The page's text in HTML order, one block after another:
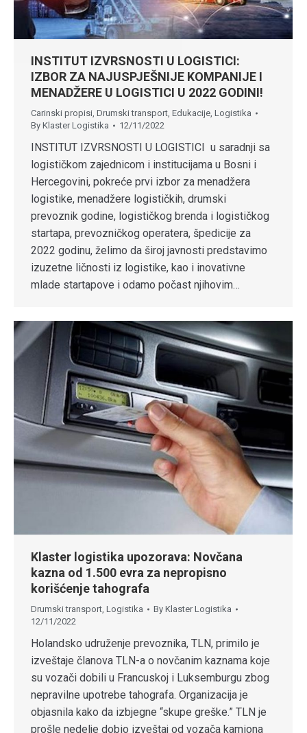
INSTITUT IZVRSNOSTI U LOGISTICI:
IZBOR ZA NAJUSPJEŠNIJE KOMPANIJE I
MENADŽERE U LOGISTICI U 2022 GODINI!
Carinski propisi, Drumski transport, Edukacije, Logistika
By Klaster Logistika 12/11/2022
INSTITUT IZVRSNOSTI U LOGISTICI u saradnji sa
logističkom zajednicom i institucijama u Bosni i
Hercegovini, pokreće prvi izbor za menadžera
logistike, menadžere logističkih, drumski
prevoznik godine, logističkog brenda i logističkog
startapa, prevozničkog operatera, špedicije za
2022 godinu, želimo da široj javnosti predstavimo
izuzetne ličnosti iz logistike, kao i inovativne
mlade startapove i odamo počast njihovim…
Klaster logistika upozorava: Novčana
kazna od 1.500 evra za nepropisno
korišćenje tahografa
Drumski transport Logistika By Klaster Logistika
12/11/2022
Holandsko udruženje prevoznika, TLN, primilo je
izveštaje članova TLN-a o novčanim kaznama koje
su vozači dobili u Francuskoj i Luksemburgu zbog
nepravilne upotrebe tahografa. Organizacija je
objasnila kako da izbjegne “skupe greške.” TLN je
prošle nedelje dobio izveštaj od vozača kamiona